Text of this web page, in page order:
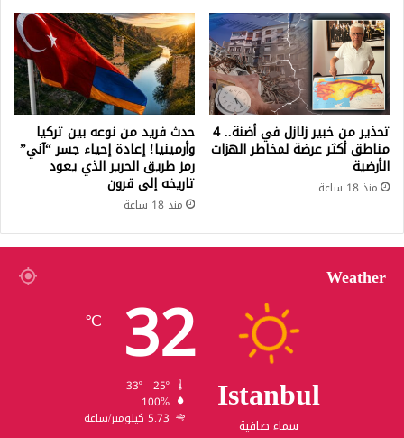
تحذير من خبير زلازل في أضنة.. 4
مناطق أكثر عرضة لمخاطر الهزات
الأرضية
منذ 18 ساعة
حدث فريد من نوعه بين تركيا
وأرمينيا! إعادة إحياء جسر “آني”
رمز طريق الحرير الذي يعود
تاريخه إلى قرون
منذ 18 ساعة
Weather
Istanbul
سماء صافية
32
℃
100%
5.73 كيلومتر/ساعة